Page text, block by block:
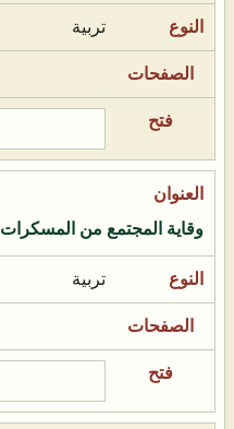
تربية
وقاية المجتمع من المسكرات
تربية